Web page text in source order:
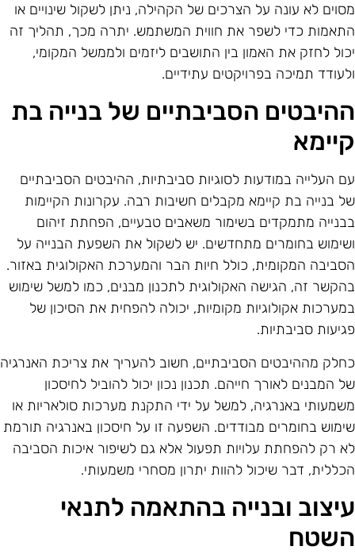
לא עונה על הצרכים של הקהילה, ניתן לשקול שינויים או
כדי לשפר את חווית המשתמש. יתרה מכך, תהליך זה
לחזק את האמון בין התושבים ליזמים ולממשל המקומי,
תמיכה בפרויקטים עתידיים.
הסביבתיים של בנייה בת
העלייה במודעות לסוגיות סביבתיות, ההיבטים הסביבתיים
בנייה בת קיימא מקבלים חשיבות רבה. עקרונות הקיימות
מתמקדים בשימור משאבים טבעיים, הפחתת זיהום
בחומרים מתחדשים. יש לשקול את השפעת הבנייה על
המקומית, כולל חיות הבר והמערכת האקולוגית באזור.
זה, הגישה האקולוגית לתכנון מבנים, כמו למשל שימוש
אקולוגיות מקומיות, יכולה להפחית את הסיכון של
סביבתיות.
מההיבטים הסביבתיים, חשוב להעריך את צריכת האנרגיה
המבנים לאורך חייהם. תכנון נכון יכול להוביל לחיסכון
באנרגיה, למשל על ידי התקנת מערכות סולאריות או
בחומרים מבודדים. השפעה זו על חיסכון באנרגיה תורמת
רק להפחתת עלויות תפעול אלא גם לשיפור איכות הסביבה
דבר שיכול להוות יתרון מסחרי משמעותי.
ובנייה בהתאמה לתנאי